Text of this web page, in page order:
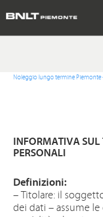
Noleggio lungo termine
INFORMATIVA SUL
PERSONALI
Definizioni:
– Titolare: il
dei dati – assume